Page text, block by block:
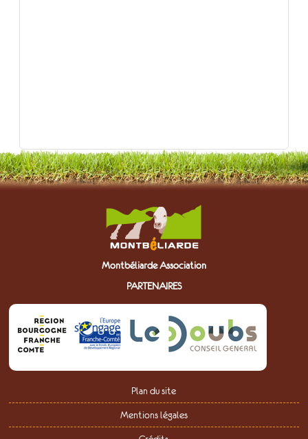
Montbéliarde Association
PARTENAIRES
Plan du site
Mentions légales